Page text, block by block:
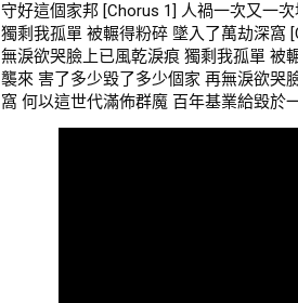
守好這個家邦 [Chorus 1] 人禍一次又一
獨剩我孤單 被輾得粉碎 墜入了萬劫深窩
無淚欲哭臉上已風乾淚痕 獨剩我孤單 被
襲來 害了多少毀了多少個家 再無淚欲哭
窩 何以這世代滿佈群魔 百年基業給毀於